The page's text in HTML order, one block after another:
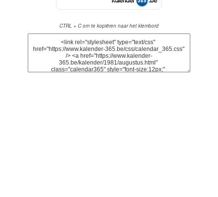
CTRL + C om te kopiëren naar het klembord